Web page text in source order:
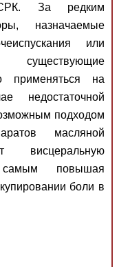
СРК. За редким
назначаемые
или
существующие
применяться на
недостаточной
подходом
масляной
висцеральную
самым повышая
боли в